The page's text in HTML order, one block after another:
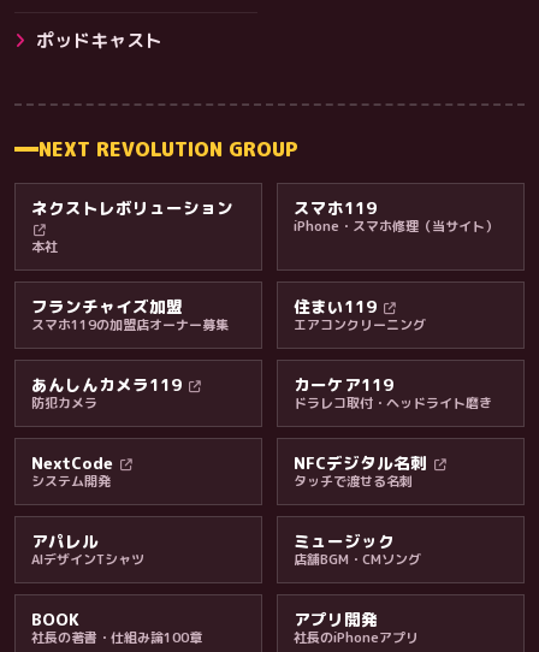
ポッドキャスト
NEXT REVOLUTION GROUP
ネクストレボリューション
本社
スマホ119
iPhone・スマホ修理（当サイト）
フランチャイズ加盟
スマホ119の加盟店オーナー募集
住まい119
エアコンクリーニング
あんしんカメラ119
防犯カメラ
カーケア119
ドラレコ取付・ヘッドライト磨き
NextCode
システム開発
NFCデジタル名刺
タッチで渡せる名刺
アパレル
AIデザインTシャツ
ミュージック
店舗BGM・CMソング
BOOK
社長の著書・仕組み論100章
アプリ開発
社長のiPhoneアプリ